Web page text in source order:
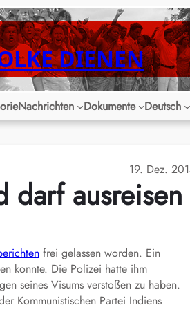
DIENEN
Nachrichten Dokumente Deutsch
19. Dez.
darf ausreisen
frei gelassen worden. Ein
konnte. Die Polizei hatte ihm
seines Visums verstoßen zu haben.
Kommunistischen Partei Indiens